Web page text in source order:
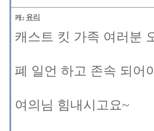
유리
캐스트 킷 가족 여러분
폐 일언 하고 존속 되어
여의님 힘내시고요~